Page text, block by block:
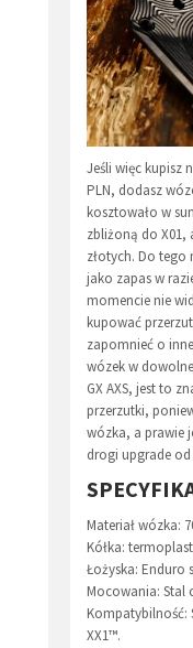
Jeśli więc kupisz
PLN, dodasz
kosztowało w
zbliżoną do X01,
złotych. Do
jako zapas w
momencie nie
kupować
zapomnieć o
wózek w
GX AXS, jest to
przerzutki,
wózka, a prawie
drogi upgrade od
Materiał wózka:
Kółka:
Łożyska: Enduro
Mocowania: Stal
Kompatybilność:
XX1™.